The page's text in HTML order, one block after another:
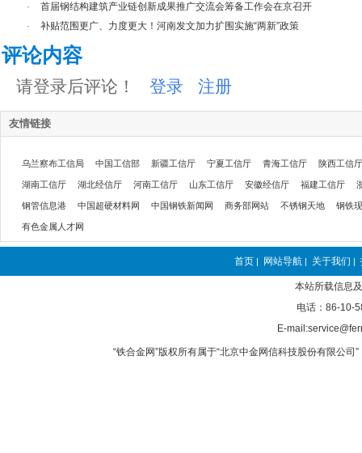
·
首届钢结构建筑产业链创新成果推广交流会筹备工作会在京召开
·
补贴范围更广、力度更大！河南发文加力扩围实施“两新”政策
评论内容
请登录后评论！ 登录 注册
友情链接
乌兰察布工信局 中国工信部 新疆工信厅 宁夏工信厅 青海工信厅 陕西工信厅
湖南工信厅 湖北经信厅 河南工信厅 山东工信厅 安徽经信厅 福建工信厅
钢管信息港 中国超硬材料网 中国钢铁新闻网 商务部网站 不锈钢天地 钢铁
有色金属人才网
首页 | 网站导航 | 关于我们 |
本站所载信息
电话：86-10-
E-
“铁合金网”版权所有属于“北京中金网信科技股份有限公司